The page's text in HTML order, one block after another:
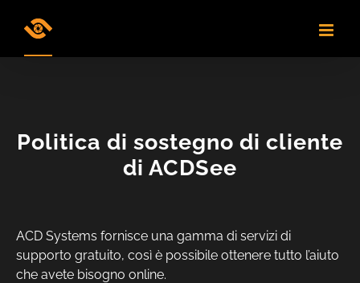
Politica di sostegno di cliente
di ACDSee
ACD Systems fornisce una gamma di servizi di
supporto gratuito, così è possibile ottenere tutto l’aiuto
che avete bisogno online.